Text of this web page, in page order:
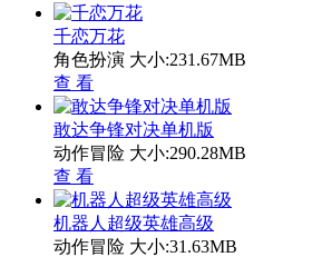
千恋万花
角色扮演 大小:231.67MB
查 看
敢达争锋对决单机版
动作冒险 大小:290.28MB
查 看
机器人超级英雄高级
动作冒险 大小:31.63MB